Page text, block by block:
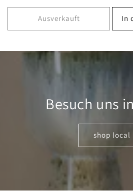
Preis
Ausverkauft In
Besuch uns
shop local